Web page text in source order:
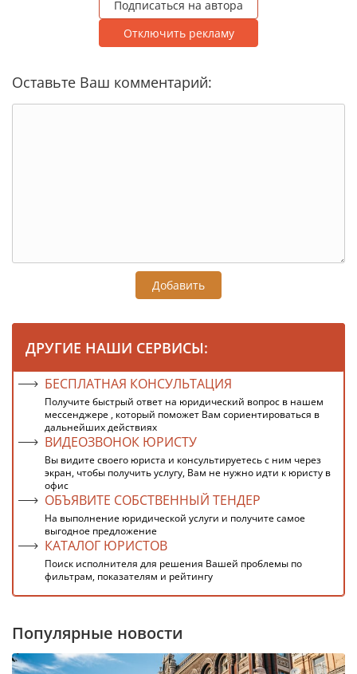
Подписаться на автора
Отключить рекламу
Оставьте Ваш комментарий:
Добавить
ДРУГИЕ НАШИ СЕРВИСЫ:
БЕСПЛАТНАЯ КОНСУЛЬТАЦИЯ
Получите быстрый ответ на юридический вопрос в нашем
мессенджере , который поможет Вам сориентироваться в
дальнейших действиях
ВИДЕОЗВОНОК ЮРИСТУ
Вы видите своего юриста и консультируетесь с ним через
экран, чтобы получить услугу, Вам не нужно идти к юристу в
офис
ОБЪЯВИТЕ СОБСТВЕННЫЙ ТЕНДЕР
На выполнение юридической услуги и получите самое
выгодное предложение
КАТАЛОГ ЮРИСТОВ
Поиск исполнителя для решения Вашей проблемы по
фильтрам, показателям и рейтингу
Популярные новости